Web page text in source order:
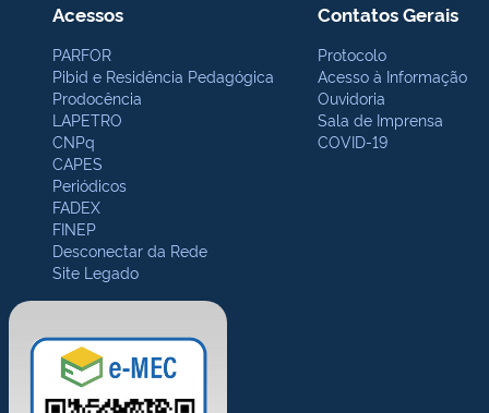
Acessos
PARFOR
Pibid e Residência Pedagógica
Prodocência
LAPETRO
CNPq
CAPES
Periódicos
FADEX
FINEP
Desconectar da Rede
Site Legado
Contatos Gerais
Protocolo
Acesso à Informação
Ouvidoria
Sala de Imprensa
COVID-19